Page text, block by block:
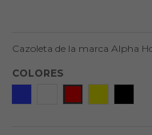
Cazoleta de la marca Alpha
COLORES